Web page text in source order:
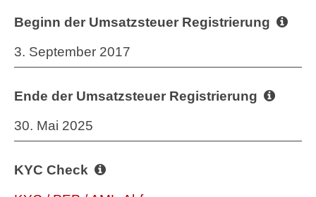
Beginn der Umsatzsteuer Registrierung
3. September 2017
Ende der Umsatzsteuer Registrierung
30. Mai 2025
KYC Check